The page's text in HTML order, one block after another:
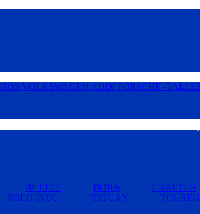
BETTLE BORA CRAFTER
POLO INDU TIGUAN TOUREG